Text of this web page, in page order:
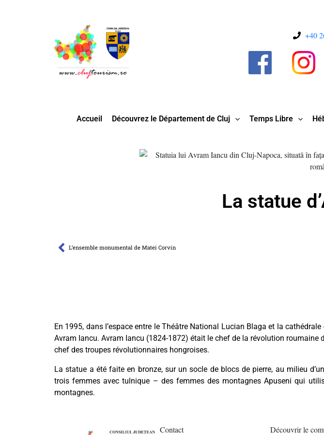
+40
Accueil Découvrez le Département de Cluj Temps Libre
La statue
L’ensemble monumental de Matei Corvin
En 1995, dans l’espace entre le Théâtre National Lucian Blaga et la
Avram Iancu. Avram Iancu (1824-1872) était le chef de la révolution
chef des troupes révolutionnaires hongroises.
La statue a été faite en bronze, sur un socle de blocs de pierre, au milieu
trois femmes avec tulnique – des femmes des montagnes Apuseni qui
montagnes.
Contact Découvrir le